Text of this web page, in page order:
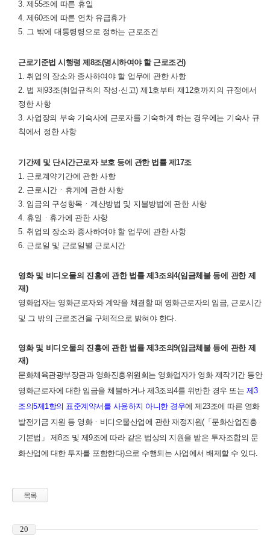
3. 제55조에 따른 휴일
4. 제60조에 따른 연차 유급휴가
5. 그 밖에 대통령령으로 정하는 근로조건
근로기준법 시행령 제8조(명시하여야 할 근로조건)
1. 취업의 장소와 종사하여야 할 업무에 관한 사항
2. 법 제93조(취업규칙의 작성·신고) 제1호부터 제12호까지의 규정에서
정한 사항
3. 사업장의 부속 기숙사에 근로자를 기숙하게 하는 경우에는 기숙사 규
칙에서 정한 사항
기간제 및 단시간근로자 보호 등에 관한 법률 제17조
1. 근로계약기간에 관한 사항
2. 근로시간ㆍ휴게에 관한 사항
3. 임금의 구성항목ㆍ계산방법 및 지불방법에 관한 사항
4. 휴일ㆍ휴가에 관한 사항
5. 취업의 장소와 종사하여야 할 업무에 관한 사항
6. 근로일 및 근로일별 근로시간
영화 및 비디오물의 진흥에 관한 법률 제3조의4(임금체불 등에 관한 제
재)
영화업자는 영화근로자와 계약을 체결할 때 영화근로자의 임금, 근로시간
및 그 밖의 근로조건을 구체적으로 밝혀야 한다.
영화 및 비디오물의 진흥에 관한 법률 제3조의9(임금체불 등에 관한 제
재)
문화체육관광부장관과 영화진흥위원회는 영화업자가 영화 제작기간 동안
영화근로자에 대한 임금을 체불하거나 제3조의4를 위반한 경우 또는 제3
조의5제1항의 표준계약서를 사용하지 아니한 경우에 제23조에 따른 영화
발전기금 지원 등 영화ㆍ비디오물산업에 관한 재정지원(「문화산업진흥
기본법」 제8조 및 제9조에 따라 같은 법상의 지원을 받은 투자조합의 문
화산업에 대한 투자를 포함한다)으로 수행되는 사업에서 배제할 수 있다.
목록
20